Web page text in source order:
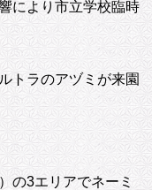
により市立学校臨時
トラのアヅミが来園
の3エリアでネーミ